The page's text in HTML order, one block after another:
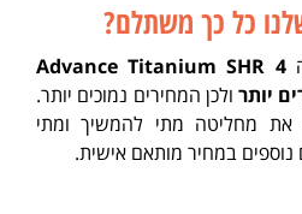
כל כך משתלם?
Advance Titanium SHR 4
יותר ולכן המחירים נמוכים יותר.
מחליטה מתי להמשיך ומתי
במחיר מותאם אישית.